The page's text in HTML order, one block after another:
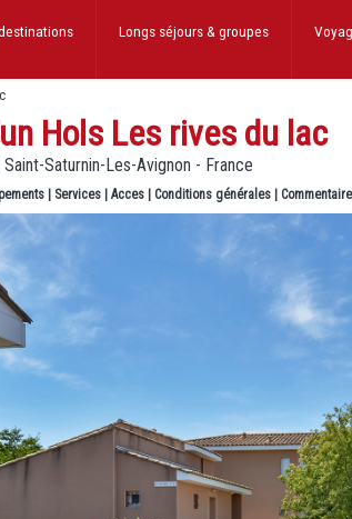
Longs séjours& groupes
Hols Les rives du lac
Saturnin-Les-Avignon - France
Services |Acces Conditions générales